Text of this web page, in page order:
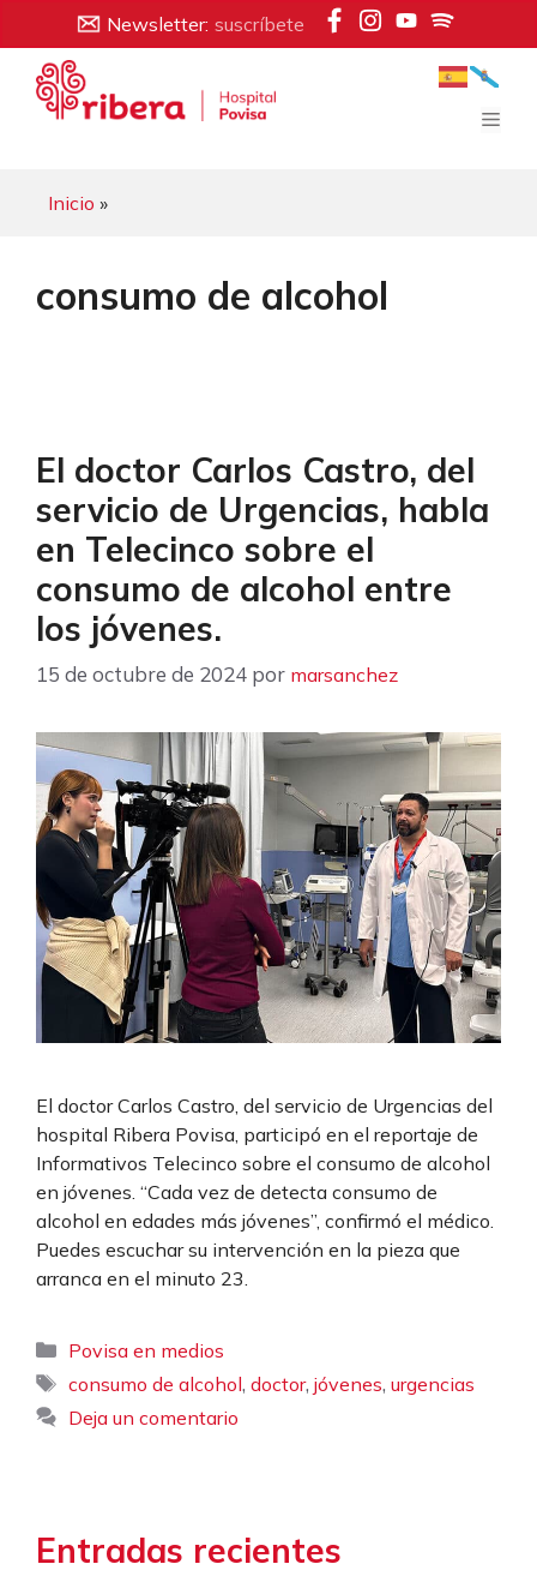
al
contenido
Inicio »
consumo de alcohol
El doctor Carlos Castro, del
servicio de Urgencias, habla
en Telecinco sobre el
consumo de alcohol entre
los jóvenes.
15 de octubre de 2024 por marsanchez
El doctor Carlos Castro, del servicio de Urgencias del
hospital Ribera Povisa, participó en el reportaje de
Informativos Telecinco sobre el consumo de alcohol
en jóvenes. “Cada vez de detecta consumo de
alcohol en edades más jóvenes”, confirmó el médico.
Puedes escuchar su intervención en la pieza que
arranca en el minuto 23.
Categorías
Povisa en medios
Etiquetas
consumo de alcohol,doctor,jóvenes,urgencias
Deja un comentario
Entradas recientes
Newsletter: suscríbete